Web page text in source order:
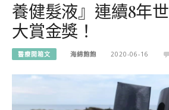
養健髮液』連續8年
大賞金獎！
醫療開箱文 海綿飽飽 2020-06-16